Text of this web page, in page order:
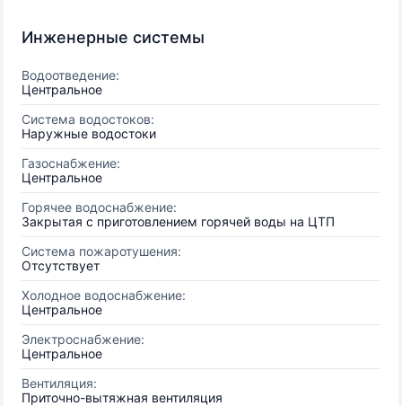
Инженерные системы
Водоотведение:
Центральное
Система водостоков:
Наружные водостоки
Газоснабжение:
Центральное
Горячее водоснабжение:
Закрытая с приготовлением горячей воды на ЦТП
Система пожаротушения:
Отсутствует
Холодное водоснабжение:
Центральное
Электроснабжение:
Центральное
Вентиляция:
Приточно-вытяжная вентиляция